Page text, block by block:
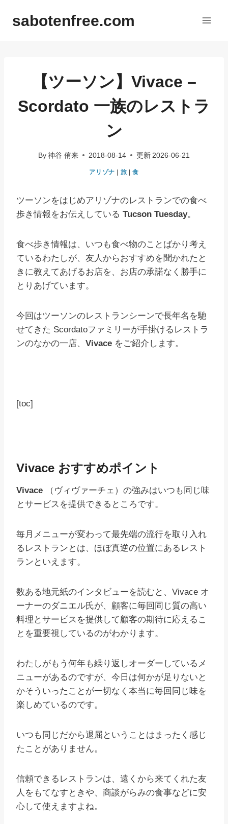
sabotenfree.com
【ツーソン】Vivace –
Scordato 一族のレストラ
ン
By 神谷 侑来 2018-08-14 更新 2026-06-21
アリゾナ 旅 食
ツーソンをはじめアリゾナのレストランでの食べ
歩き情報をお伝えしている Tucson Tuesday。
食べ歩き情報は、いつも食べ物のことばかり考え
ているわたしが、友人からおすすめを聞かれたと
きに教えてあげるお店を、お店の承諾なく勝手に
とりあげています。
今回はツーソンのレストランシーンで長年名を馳
せてきた Scordatoファミリーが手掛けるレストラ
ンのなかの一店、 Vivace をご紹介します。
[toc]
Vivace おすすめポイント
Vivace （ヴィヴァーチェ）の強みはいつも同じ味
とサービスを提供できるところです。
毎月メニューが変わって最先端の流行を取り入れ
るレストランとは、ほぼ真逆の位置にあるレスト
ランといえます。
数ある地元紙のインタビューを読むと、Vivace オ
ーナーのダニエル氏が、顧客に毎回同じ質の高い
料理とサービスを提供して顧客の期待に応えるこ
とを重要視しているのがわかります。
わたしがもう何年も繰り返しオーダーしているメ
ニューがあるのですが、今日は何かが足りないと
かそういったことが一切なく本当に毎回同じ味を
楽しめているのです。
いつも同じだから退屈ということはまったく感じ
たことがありません。
信頼できるレストランは、遠くから来てくれた友
人をもてなすときや、商談がらみの食事などに安
心して使えますよね。